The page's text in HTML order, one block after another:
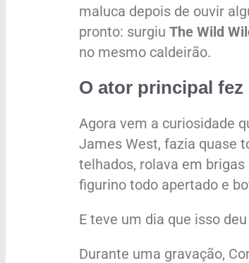
maluca depois de ouvir
pronto: surgiu The Wild
no mesmo caldeirão.
O ator principal fez
Agora vem a curiosidade
James West, fazia quase
telhados, rolava em
figurino todo apertado e
E teve um dia que isso
Durante uma gravação,